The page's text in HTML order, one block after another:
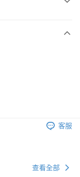
客服
查看全部